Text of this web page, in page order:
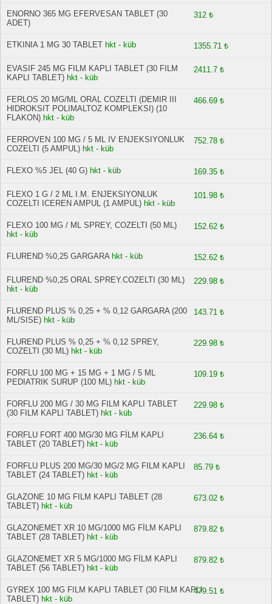
ENORNO 365 MG EFERVESAN TABLET (30
ADET)
312 ₺
ETKINIA 1 MG 30 TABLET hkt - küb 1355.71 ₺
EVASIF 245 MG FILM KAPLI TABLET (30 FILM
KAPLI TABLET) hkt - küb
2411.7 ₺
FERLOS 20 MG/ML ORAL COZELTI (DEMIR III
HIDROKSIT POLIMALTOZ KOMPLEKSI) (10
FLAKON) hkt - küb
466.69 ₺
FERROVEN 100 MG / 5 ML IV ENJEKSIYONLUK
COZELTI (5 AMPUL) hkt - küb
752.78 ₺
FLEXO %5 JEL (40 G) hkt - küb 169.35 ₺
FLEXO 1 G / 2 ML I.M. ENJEKSIYONLUK
COZELTI ICEREN AMPUL (1 AMPUL) hkt - küb
101.98 ₺
FLEXO 100 MG / ML SPREY, COZELTI (50 ML)
hkt - küb
152.62 ₺
FLUREND %0,25 GARGARA hkt - küb 152.62 ₺
FLUREND %0,25 ORAL SPREY.COZELTI (30 ML)
hkt - küb
229.98 ₺
FLUREND PLUS % 0,25 + % 0,12 GARGARA (200
ML/SISE) hkt - küb
143.71 ₺
FLUREND PLUS % 0,25 + % 0,12 SPREY,
COZELTI (30 ML) hkt - küb
229.98 ₺
FORFLU 100 MG + 15 MG + 1 MG / 5 ML
PEDIATRIK SURUP (100 ML) hkt - küb
109.19 ₺
FORFLU 200 MG / 30 MG FILM KAPLI TABLET
(30 FILM KAPLI TABLET) hkt - küb
229.98 ₺
FORFLU FORT 400 MG/30 MG FİLM KAPLI
TABLET (20 TABLET) hkt - küb
236.64 ₺
FORFLU PLUS 200 MG/30 MG/2 MG FILM KAPLI
TABLET (24 TABLET) hkt - küb
85.79 ₺
GLAZONE 10 MG FILM KAPLI TABLET (28
TABLET) hkt - küb
673.02 ₺
GLAZONEMET XR 10 MG/1000 MG FİLM KAPLI
TABLET (28 TABLET) hkt - küb
879.82 ₺
GLAZONEMET XR 5 MG/1000 MG FİLM KAPLI
TABLET (56 TABLET) hkt - küb
879.82 ₺
GYREX 100 MG FILM KAPLI TABLET (30 FILM KAPLI
TABLET) hkt - küb
479.51 ₺